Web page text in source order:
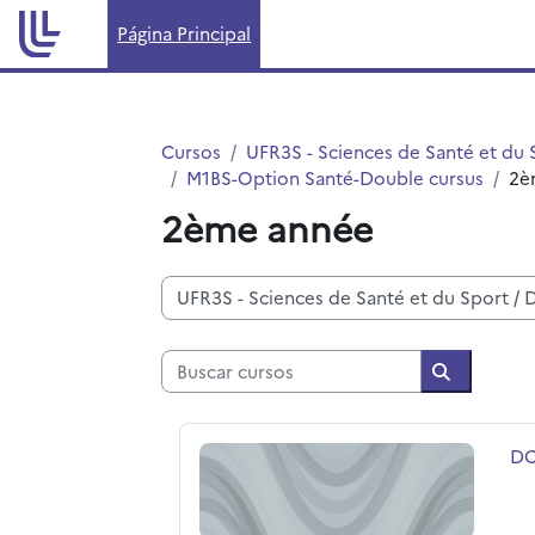
Salta al contenido principal
Página Principal
Cursos UFR3S - Sciences de Santé et du
M1BS-Option Santé-Double cursus
2ème année
Categorías
Buscar cursos
Buscar
DCM/S 2ème année Projet de M2R